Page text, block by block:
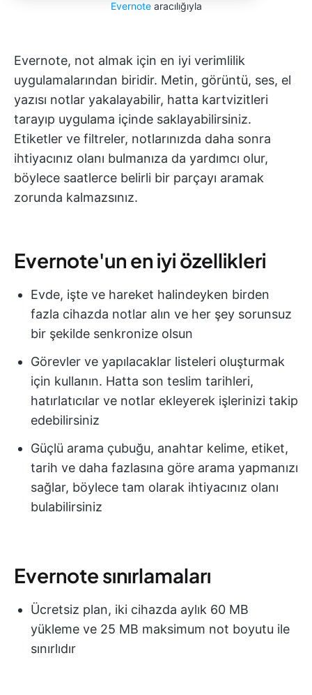
Evernotearacılığıyla
Evernote, not almak için en iyi verimlilik
uygulamalarından biridir. Metin, görüntü, ses, el
yazısı notlar yakalayabilir, hatta kartvizitleri
tarayıp uygulama içinde saklayabilirsiniz.
Etiketler ve filtreler, notlarınızda daha sonra
ihtiyacınız olanı bulmanıza da yardımcı olur,
böylece saatlerce belirli bir parçayı aramak
zorunda kalmazsınız.
Evernote'un en iyi özellikleri
Evde, işte ve hareket halindeyken birden
fazla cihazda notlar alın ve her şey sorunsuz
bir şekilde senkronize olsun
Görevler ve yapılacaklar listeleri oluşturmak
için kullanın. Hatta son teslim tarihleri,
hatırlatıcılar ve notlar ekleyerek işlerinizi takip
edebilirsiniz
Güçlü arama çubuğu, anahtar kelime, etiket,
tarih ve daha fazlasına göre arama yapmanızı
sağlar, böylece tam olarak ihtiyacınız olanı
bulabilirsiniz
Evernote sınırlamaları
Ücretsiz plan, iki cihazda aylık 60 MB
yükleme ve 25 MB maksimum not boyutu ile
sınırlıdır